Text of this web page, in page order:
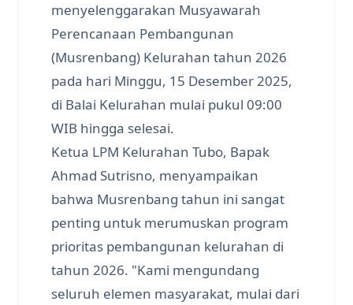
menyelenggarakan Musyawarah
Perencanaan Pembangunan
(Musrenbang) Kelurahan tahun 2026
pada hari Minggu, 15 Desember 2025,
di Balai Kelurahan mulai pukul 09:00
WIB hingga selesai.
Ketua LPM Kelurahan Tubo, Bapak
Ahmad Sutrisno, menyampaikan
bahwa Musrenbang tahun ini sangat
penting untuk merumuskan program
prioritas pembangunan kelurahan di
tahun 2026. "Kami mengundang
seluruh elemen masyarakat, mulai dari